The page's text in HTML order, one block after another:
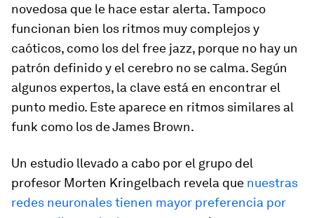
novedosa que le hace estar alerta. Tampoco
funcionan bien los ritmos muy complejos y
caóticos, como los del free jazz, porque no hay un
patrón definido y el cerebro no se calma. Según
algunos expertos, la clave está en encontrar el
punto medio. Este aparece en ritmos similares al
funk como los de James Brown.
Un estudio llevado a cabo por el grupo del
profesor Morten Kringelbach revela que nuestras
redes neuronales tienen mayor preferencia por